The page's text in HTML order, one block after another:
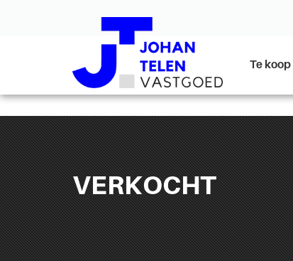
Te koop
VERKOCHT